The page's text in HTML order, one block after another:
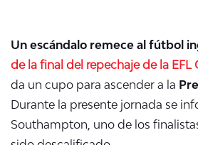
Un escándalo remece al fútbol
de la final del repechaje de la
da un cupo para ascender a la
Durante la presente jornada se
Southampton, uno de los